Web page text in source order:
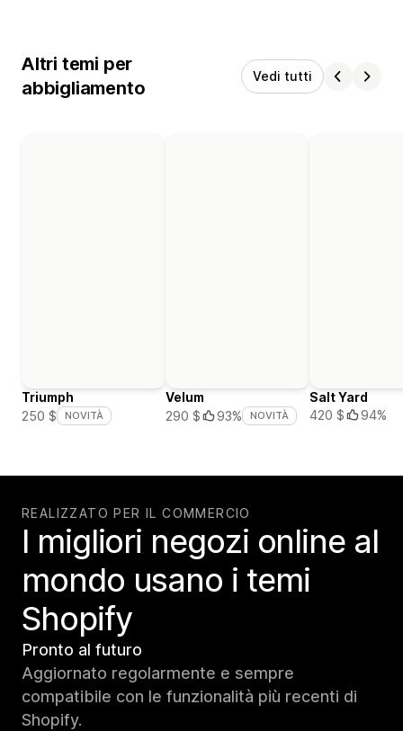
Altri temi per
abbigliamento
Vedi tutti
Triumph
250 $
NOVITÀ
Velum
290 $
93% NOVITÀ
Salt Yard
420 $
94%
REALIZZATO PER IL COMMERCIO
I migliori negozi online al
mondo usano i temi
Shopify
Pronto al futuro
Aggiornato regolarmente e sempre
compatibile con le funzionalità più recenti di
Shopify.